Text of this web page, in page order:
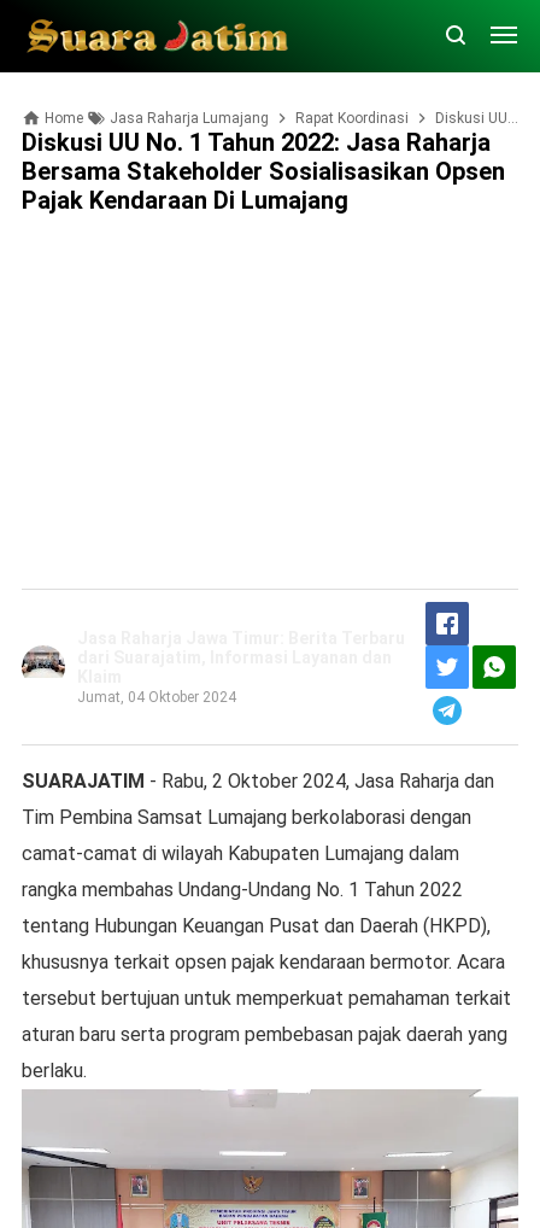
Home Jasa Raharja Lumajang Rapat Koordinasi Diskusi UU No. 1 Tahun 2022: Jasa Raharja Bersama Stakeholder Sosialisasikan Opsen Pajak Kendaraan di Lumajang
Diskusi UU No. 1 Tahun 2022: Jasa Raharja
Bersama Stakeholder Sosialisasikan Opsen
Pajak Kendaraan Di Lumajang
Jumat, 04 Oktober 2024
SUARAJATIM - Rabu, 2 Oktober 2024, Jasa Raharja dan
Tim Pembina Samsat Lumajang berkolaborasi dengan
camat-camat di wilayah Kabupaten Lumajang dalam
rangka membahas Undang-Undang No. 1 Tahun 2022
tentang Hubungan Keuangan Pusat dan Daerah (HKPD),
khususnya terkait opsen pajak kendaraan bermotor. Acara
tersebut bertujuan untuk memperkuat pemahaman terkait
aturan baru serta program pembebasan pajak daerah yang
berlaku.